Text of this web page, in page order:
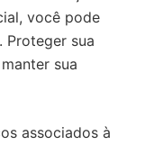
você pode
Proteger sua
sua
associados à